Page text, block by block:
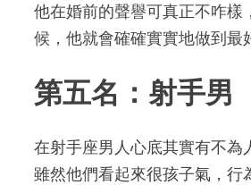
他在婚前的聲譽可真正不咋
候，他就會確確實實地做到最
第五名：射手男
在射手座男人心底其實有不為
雖然他們看起來很孩子氣，